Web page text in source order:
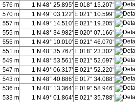
576 m 1 N 48° 25.895' E 018° 15.207'
570 m 1 N 49° 03.122' E 021° 10.599'
557 m 1 N 49° 14.510' E 021° 19.205'
555 m 1 N 48° 34.982' E 020° 07.166'
555 m 1 N 49° 10.010' E 021° 46.070'
551 m 1 N 48° 35.767' E 018° 23.302'
549 m 1 N 48° 53.561' E 021° 52.097'
547 m 1 N 49° 06.317' E 021° 52.220'
543 m 1 N 48° 40.886' E 017° 34.088'
536 m 1 N 48° 13.364' E 019° 58.946'
533 m 1 N 49° 01.864' E 021° 35.788'